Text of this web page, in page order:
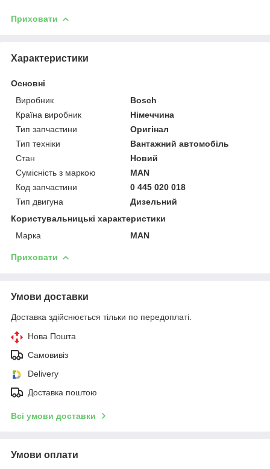
Приховати
Характеристики
Основні
Виробник
Bosch
Країна виробник
Німеччина
Тип запчастини
Оригінал
Тип техніки
Вантажний автомобіль
Стан
Новий
Сумісність з маркою
MAN
Код запчастини
0 445 020 018
Тип двигуна
Дизельний
Користувальницькі характеристики
Марка
MAN
Приховати
Умови доставки
Доставка здійснюється тільки по передоплаті.
Нова Пошта
Самовивіз
Delivery
Доставка поштою
Всі умови доставки
Умови оплати